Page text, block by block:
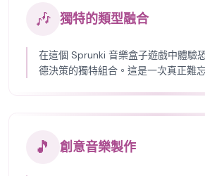
🎶 獨特的類型融合
在這個 Sprunki 音樂盒子遊戲中體驗
德決策的獨特組合。這是一次真正難
🎵 創意音樂製作